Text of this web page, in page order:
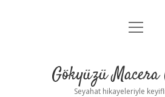
Anasayfa
Yasal Uyarı
menüyü
Gökyüzü
Seyahat hikayeleriyle